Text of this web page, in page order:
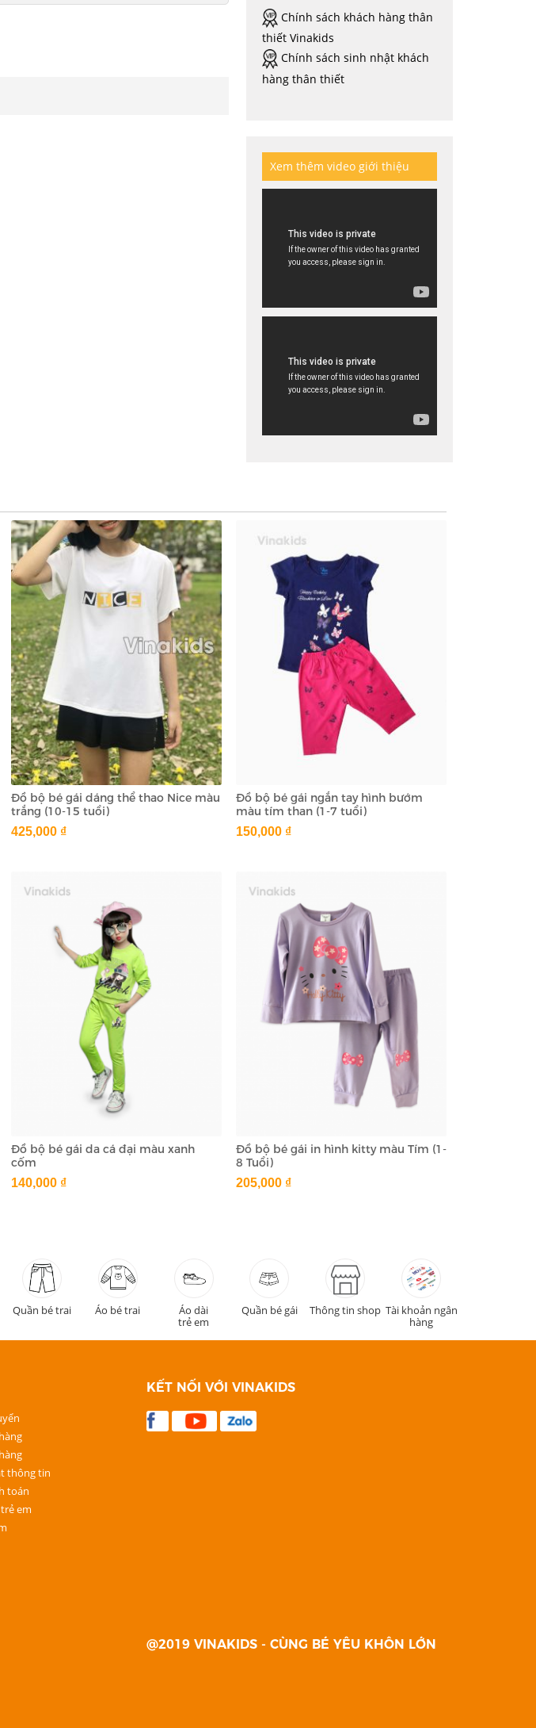
Chính sách khách hàng thân
thiết Vinakids
Chính sách sinh nhật khách
hàng thân thiết
Xem thêm video giới thiệu
Đồ bộ bé gái dáng thể thao Nice màu
trắng (10-15 tuổi)
425,000 ₫
Đồ bộ bé gái ngắn tay hình bướm
màu tím than (1-7 tuổi)
150,000 ₫
Đồ bộ bé gái da cá đại màu xanh
cốm
140,000 ₫
Đồ bộ bé gái in hình kitty màu Tím (1-
8 Tuổi)
205,000 ₫
Quần bé trai Áo bé trai
Áo dài
trẻ em
Quần bé gái Thông tin shop Tài khoản ngân
hàng
thông tin
toán
em
KẾT NỐI VỚI VINAKIDS
@2019 VINAKIDS - CÙNG BÉ YÊU KHÔN LỚN